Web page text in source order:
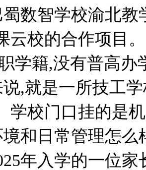
智学校渝北教
云校的合作项目
学籍,没有普高办
就是一所技工学
学校门口挂的是
和日常管理怎么
年入学的一位家